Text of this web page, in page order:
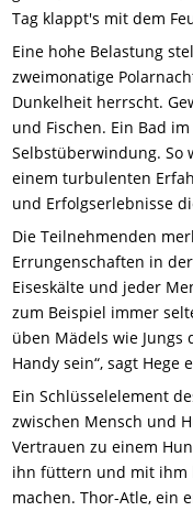
Tag klappt's mit dem
Eine hohe Belastung
zweimonatige
Dunkelheit herrscht.
und Fischen. Ein Bad
Selbstüberwindung. So
einem turbulenten
und Erfolgserlebnisse
Die Teilnehmenden
Errungenschaften in
Eiseskälte und jeder
zum Beispiel immer
üben Mädels wie Jungs
Handy sein“, sagt Hege
Ein Schlüsselelement
zwischen Mensch und
Vertrauen zu einem
ihn füttern und mit ihm
machen. Thor-Atle, ein